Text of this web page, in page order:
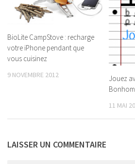
BioLite CampStove : recharge
votre iPhone pendant que
vous cuisinez
9 NOVEMBRE 2012
Jouez
11 MAI
LAISSER UN COMMENTAIRE